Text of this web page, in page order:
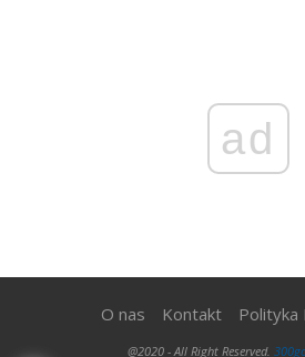
ad
O nas Kontakt Polityka
@2020 - All Right Reserved.